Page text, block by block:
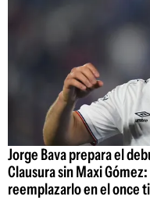
Jorge Bava prepara el
Clausura sin Maxi
reemplazarlo en el once